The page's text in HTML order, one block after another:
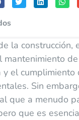
la construcción,
mantenimiento
el cumplimiento
Sin
que a menudo
que es